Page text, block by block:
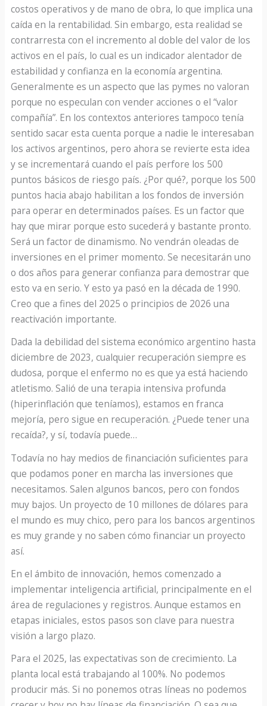
costos operativos y de mano de obra, lo que implica una
caída en la rentabilidad. Sin embargo, esta realidad se
contrarresta con el incremento al doble del valor de los
activos en el país, lo cual es un indicador alentador de
estabilidad y confianza en la economía argentina.
Generalmente es un aspecto que las pymes no valoran
porque no especulan con vender acciones o el “valor
compañía”. En los contextos anteriores tampoco tenía
sentido sacar esta cuenta porque a nadie le interesaban
los activos argentinos, pero ahora se revierte esta idea
y se incrementará cuando el país perfore los 500
puntos básicos de riesgo país. ¿Por qué?, porque los 500
puntos hacia abajo habilitan a los fondos de inversión
para operar en determinados países. Es un factor que
hay que mirar porque esto sucederá y bastante pronto.
Será un factor de dinamismo. No vendrán oleadas de
inversiones en el primer momento. Se necesitarán uno
o dos años para generar confianza para demostrar que
esto va en serio. Y esto ya pasó en la década de 1990.
Creo que a fines del 2025 o principios de 2026 una
reactivación importante.
Dada la debilidad del sistema económico argentino hasta
diciembre de 2023, cualquier recuperación siempre es
dudosa, porque el enfermo no es que ya está haciendo
atletismo. Salió de una terapia intensiva profunda
(hiperinflación que teníamos), estamos en franca
mejoría, pero sigue en recuperación. ¿Puede tener una
recaída?, y sí, todavía puede…
Todavía no hay medios de financiación suficientes para
que podamos poner en marcha las inversiones que
necesitamos. Salen algunos bancos, pero con fondos
muy bajos. Un proyecto de 10 millones de dólares para
el mundo es muy chico, pero para los bancos argentinos
es muy grande y no saben cómo financiar un proyecto
así.
En el ámbito de innovación, hemos comenzado a
implementar inteligencia artificial, principalmente en el
área de regulaciones y registros. Aunque estamos en
etapas iniciales, estos pasos son clave para nuestra
visión a largo plazo.
Para el 2025, las expectativas son de crecimiento. La
planta local está trabajando al 100%. No podemos
producir más. Si no ponemos otras líneas no podemos